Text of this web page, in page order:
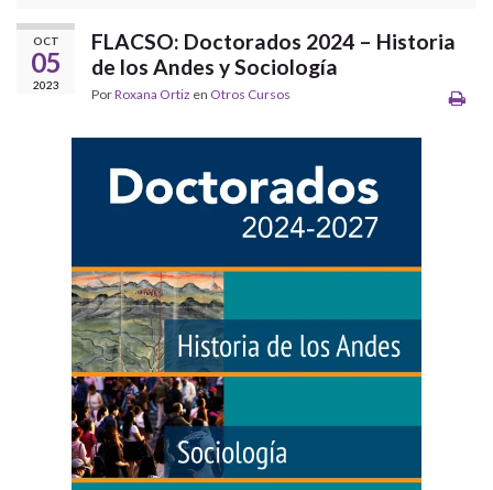
OCT
05
2023
FLACSO: Doctorados 2024 – Historia
de los Andes y Sociología
PorRoxana Ortiz en Otros Cursos